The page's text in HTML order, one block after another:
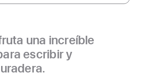
una increíble
escribir y